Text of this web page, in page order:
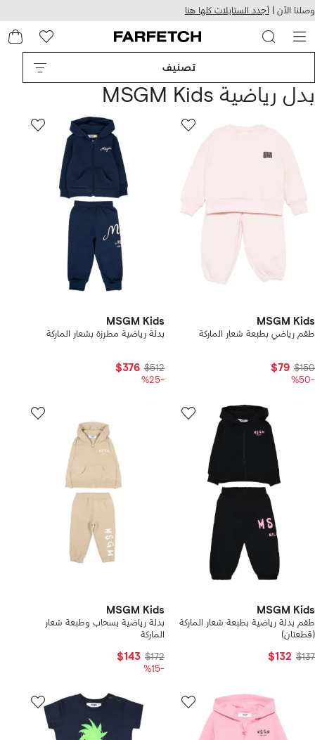
التخطي
للمحتوى
الرئيسي
وصلنا الآن | أجدد الستايلات كلها هنا
تصنيف
بدل رياضية MSGM Kids
MSGM Kids
طقم رياضي بطبعة شعار الماركة
$150
$79
-%50
MSGM Kids
بدلة رياضية مطرزة بشعار الماركة
$512
$376
-%25
MSGM Kids
طقم بدلة رياضية بطبعة شعار الماركة
(قطعتان)
$137
$132
MSGM Kids
بدلة رياضية بسحاب وطبعة شعار
الماركة
$172
$143
-%15